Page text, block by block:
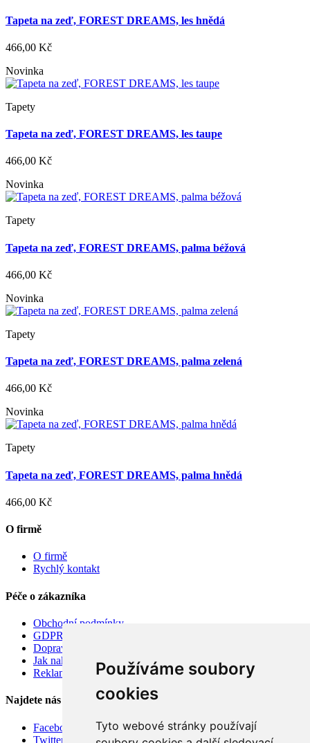
Používáme soubory
cookies
Tyto webové stránky používají
Tapeta na zeď, FOREST DREAMS, les hnědá
466,00 Kč
Novinka
Tapety
Tapeta na zeď, FOREST DREAMS, les taupe
466,00 Kč
Novinka
Tapety
Tapeta na zeď, FOREST DREAMS, palma béžová
466,00 Kč
Novinka
Tapety
Tapeta na zeď, FOREST DREAMS, palma zelená
466,00 Kč
Novinka
Tapety
Tapeta na zeď, FOREST DREAMS, palma hnědá
466,00 Kč
O firmě
O firmě
Rychlý kontakt
Péče o zákazníka
Obchodní podmínky
GDPR
Doprava
Jak nakupovat
Reklamace
Najdete nás
Facebook
Twitter